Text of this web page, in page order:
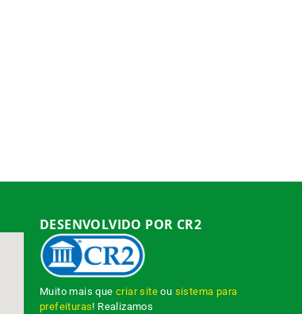
DESENVOLVIDO POR CR2
Muito mais quecriar site ou sistema para
prefeituras! Realizamos